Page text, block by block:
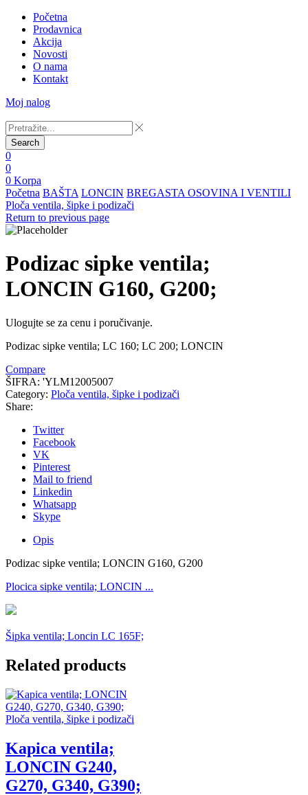
Početna
Prodavnica
Akcija
Novosti
O nama
Kontakt
Moj nalog
Search
0
0
0 Korpa
Početna BAŠTA LONCIN BREGASTA OSOVINA I VENTILI
Ploča ventila, šipke i podizači
Return to previous page
Podizac sipke ventila;
LONCIN G160, G200;
Ulogujte se za cenu i poručivanje.
Podizac sipke ventila; LC 160; LC 200; LONCIN
Compare
ŠIFRA: 'YLM12005007
Category: Ploča ventila, šipke i podizači
Share:
Twitter
Facebook
VK
Pinterest
Mail to friend
Linkedin
Whatsapp
Skype
Opis
Podizac sipke ventila; LONCIN G160, G200
Plocica sipke ventila; LONCIN ...
Šipka ventila; Loncin LC 165F;
Related products
Ploča ventila, šipke i podizači
Kapica ventila;
LONCIN G240,
G270, G340, G390;